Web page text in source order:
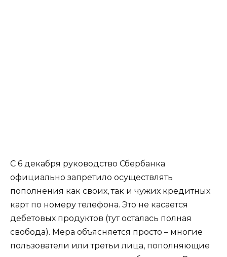
С 6 декабря руководство Сбербанка
официально запретило осуществлять
пополнения как своих, так и чужих кредитных
карт по номеру телефона. Это не касается
дебетовых продуктов (тут осталась полная
свобода). Мера объясняется просто – многие
пользователи или третьи лица, пополняющие